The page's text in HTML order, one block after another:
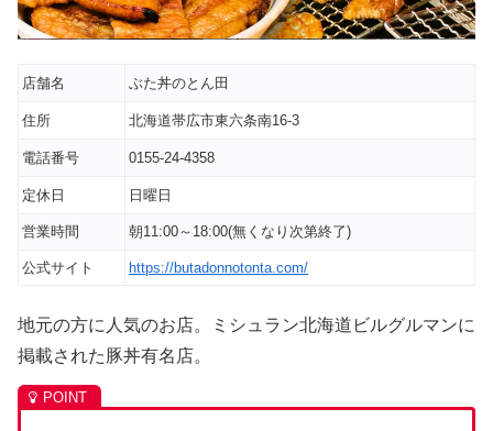
店舗名 ぶた丼のとん田
住所 北海道帯広市東六条南16-3
電話番号 0155-24-4358
定休日 日曜日
営業時間 朝11:00～18:00(無くなり次第終了)
公式サイト https://butadonnotonta.com/
地元の方に人気のお店。ミシュラン北海道ビルグルマンに
掲載された豚丼有名店。